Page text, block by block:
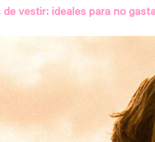
vestir: ideales para no